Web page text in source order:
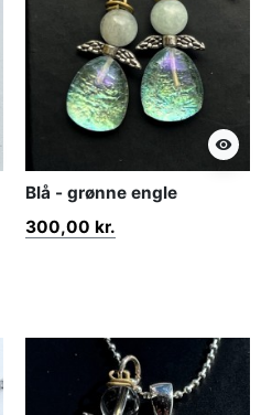
visibility
Blå - grønne engle
300,00 kr.